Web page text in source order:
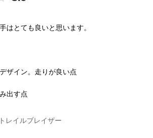
はとても良いと思います。
ザイン。走りが良い点
出す点
レイルブレイザー